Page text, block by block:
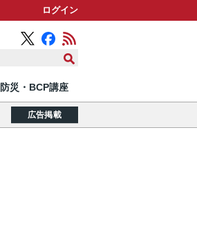
ログイン
防災・BCP講座
広告掲載